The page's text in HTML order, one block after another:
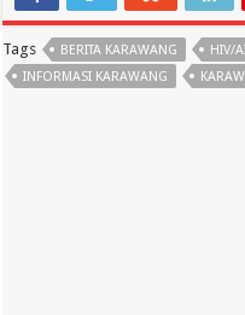
Tags BERITA KARAWANG HIV/
INFORMASI KARAWANG